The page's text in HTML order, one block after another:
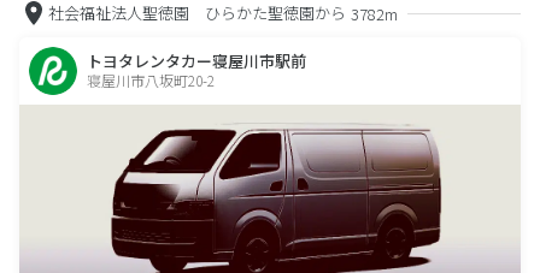
社会福祉法人聖徳園 ひらかた聖徳園から 3782m
トヨタレンタカー寝屋川市駅前
寝屋川市八坂町20-2